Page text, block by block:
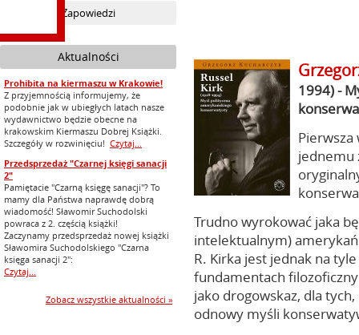
Zapowiedzi
Aktualności
Prohibita na kiermaszu w Krakowie!
Z przyjemnością informujemy, że
podobnie jak w ubiegłych latach nasze
wydawnictwo będzie obecne na
krakowskim Kiermaszu Dobrej Książki.
Szczegóły w rozwinięciu! Czytaj...
Przedsprzedaż "Czarnej księgi sanacji
2"
Pamiętacie "Czarną księgę sanacji"? To
mamy dla Państwa naprawdę dobrą
wiadomość! Sławomir Suchodolski
powraca z 2. częścią książki!
Zaczynamy przedsprzedaż nowej książki
Sławomira Suchodolskiego "Czarna
księga sanacji 2":
Czytaj...
Zobacz wszystkie aktualności »
1994) -
Pierwsza
jednemu
Trudno wyrokować jaka
intelektualnym)
R. Kirka jest jednak na
fundamentach
jako drogowskaz, dla
odnowy myśli